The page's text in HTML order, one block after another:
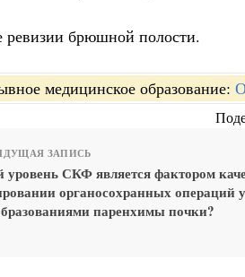
ревизии брюшной полости.
медицинское образование:
ЗАПИСЬ
уровень СКФ является фактором
органосохранных операций
паренхимы почки?